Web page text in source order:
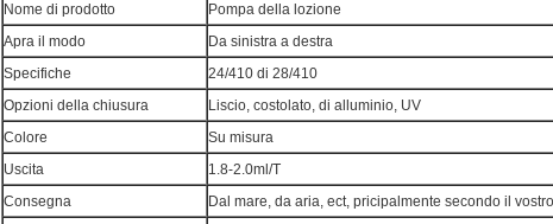
Nome di prodotto
Pompa della lozione
Apra il modo
Da sinistra a destra
Specifiche
24/410 di 28/410
Opzioni della chiusura
Liscio, costolato, di alluminio, UV
Colore
Su misura
Uscita
1.8-2.0ml/T
Consegna
Dal mare, da aria, ect, pricipalmente secondo il